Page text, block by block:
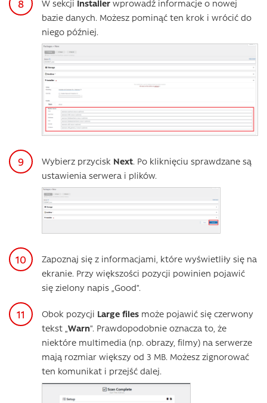
W sekcji Installer wprowadź informacje o nowej
bazie danych. Możesz pominąć ten krok i wrócić do
niego później.
Wybierz przycisk Next. Po kliknięciu sprawdzane są
ustawienia serwera i plików.
Zapoznaj się z informacjami, które wyświetliły się na
ekranie. Przy większości pozycji powinien pojawić
się zielony napis „Good”.
Obok pozycji Large files może pojawić się czerwony
tekst „ Warn”. Prawdopodobnie oznacza to, że
niektóre multimedia (np. obrazy, filmy) na serwerze
mają rozmiar większy od 3 MB. Możesz zignorować
ten komunikat i przejść dalej.